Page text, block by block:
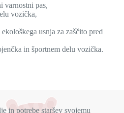
varnostni pas,
vozička,
usnja za zaščito pred
in športnem delu vozička.
in potrebe staršev svojemu